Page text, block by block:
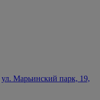
ул. Марьинский парк, 19,